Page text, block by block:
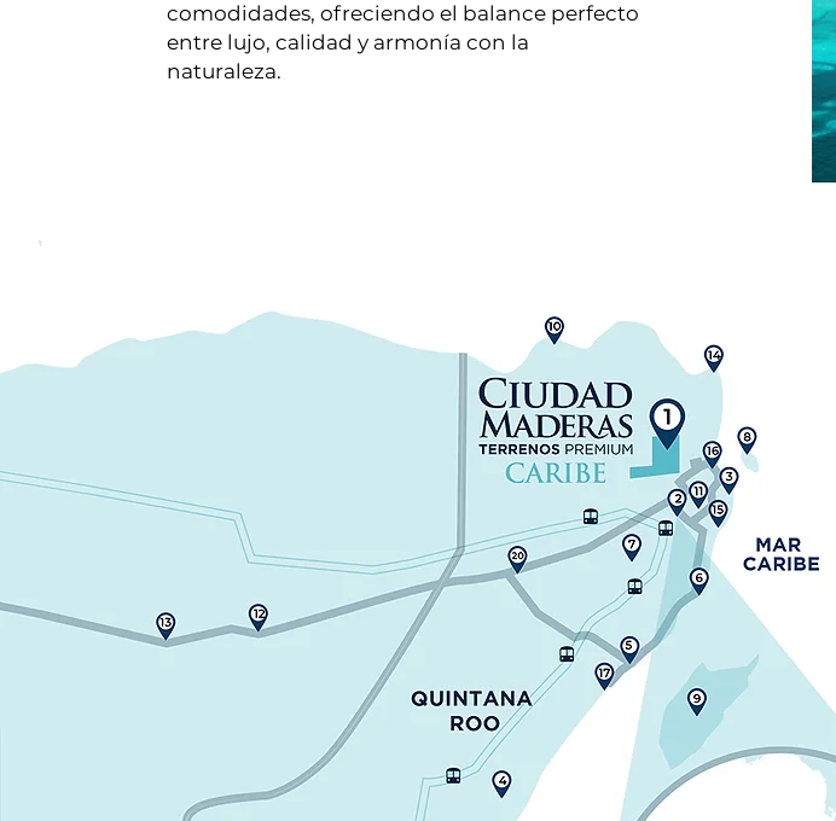
comodidades, ofreciendo el balance perfecto
entre lujo, calidad y armonía con la
naturaleza.